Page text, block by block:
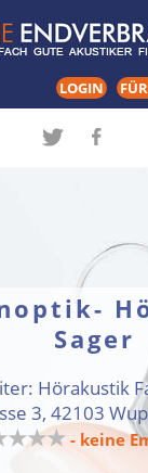
LOGIN
Sager
Hörakustik
3, 42103
- keine